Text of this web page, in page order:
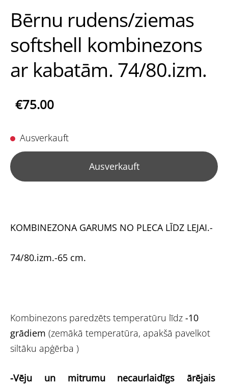
Bērnu rudens/ziemas
softshell kombinezons
ar kabatām. 74/80.izm.
€75.00
Ausverkauft
Ausverkauft
KOMBINEZONA GARUMS NO PLECA LĪDZ LEJAI.-
74/80.izm.-65 cm.
Kombinezons paredzēts temperatūru līdz -10
grādiem (zemākā temperatūra, apakšā pavelkot
siltāku apģērba )
-Vēju un mitrumu necaurlaidīgs ārējais